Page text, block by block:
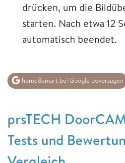
drücken, um die
starten. Nach etwa 12
automatisch beendet.
home&smart bei Google bevorzugen
prsTECH
Tests und